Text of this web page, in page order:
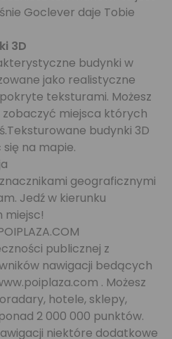
Goclever daje Tobie
3D
budynki w
jako realistyczne
teksturami. Możesz
miejsca których
budynki 3D
na mapie.
geograficznymi
Jedź w kierunku
miejsc!
publicznej z
nawigacji bedących
. Możesz
hotele, sklepy,
2 000 000 punktów.
niektóre dodatkowe